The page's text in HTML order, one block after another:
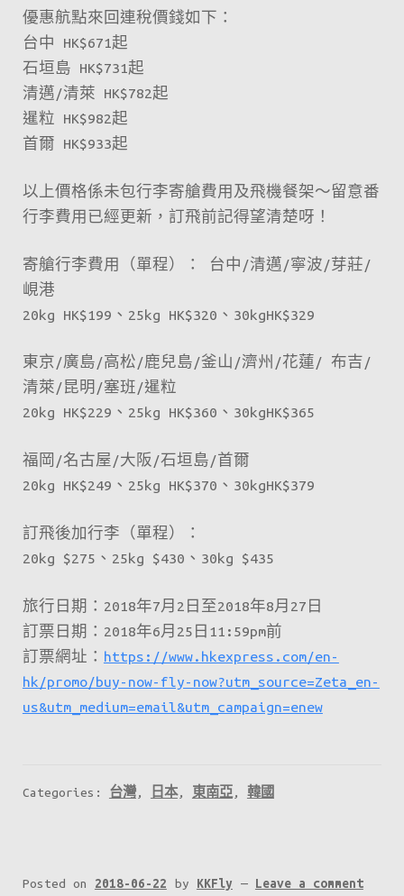
優惠航點來回連稅價錢如下：
台中 HK$671起
石垣島 HK$731起
清邁/清萊 HK$782起
暹粒 HK$982起
首爾 HK$933起
以上價格係未包行李寄艙費用及飛機餐架～留意番
行李費用已經更新，訂飛前記得望清楚呀！
寄艙行李費用（單程）： 台中/清邁/寧波/芽莊/
峴港
20kg HK$199、25kg HK$320、30kgHK$329
東京/廣島/高松/鹿兒島/釜山/濟州/花蓮/ 布吉/
清萊/昆明/塞班/暹粒
20kg HK$229、25kg HK$360、30kgHK$365
福岡/名古屋/大阪/石垣島/首爾
20kg HK$249、25kg HK$370、30kgHK$379
訂飛後加行李（單程）：
20kg $275、25kg $430、30kg $435
旅行日期：2018年7月2日至2018年8月27日
訂票日期：2018年6月25日11:59pm前
訂票網址： https://www.hkexpress.com/en-
hk/promo/buy-now-fly-now?utm_source=Zeta_en-
us&utm_medium=email&utm_campaign=enew
Categories: 台灣, 日本, 東南亞 , 韓國
Posted on 2018-06-22 by KKFly — Leave a comment